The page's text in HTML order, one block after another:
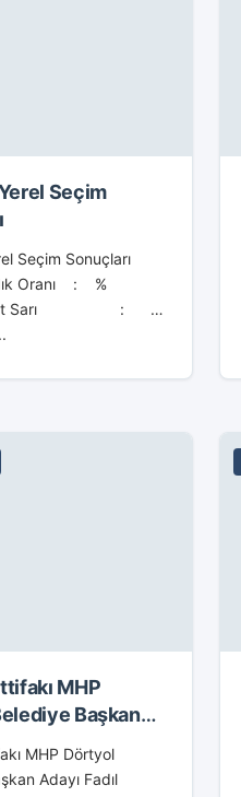
Seçim
Seçim Sonuçları
Oranı : %
Sarı : %
MHP
Başkan
MHP Dörtyol
Adayı Fadıl